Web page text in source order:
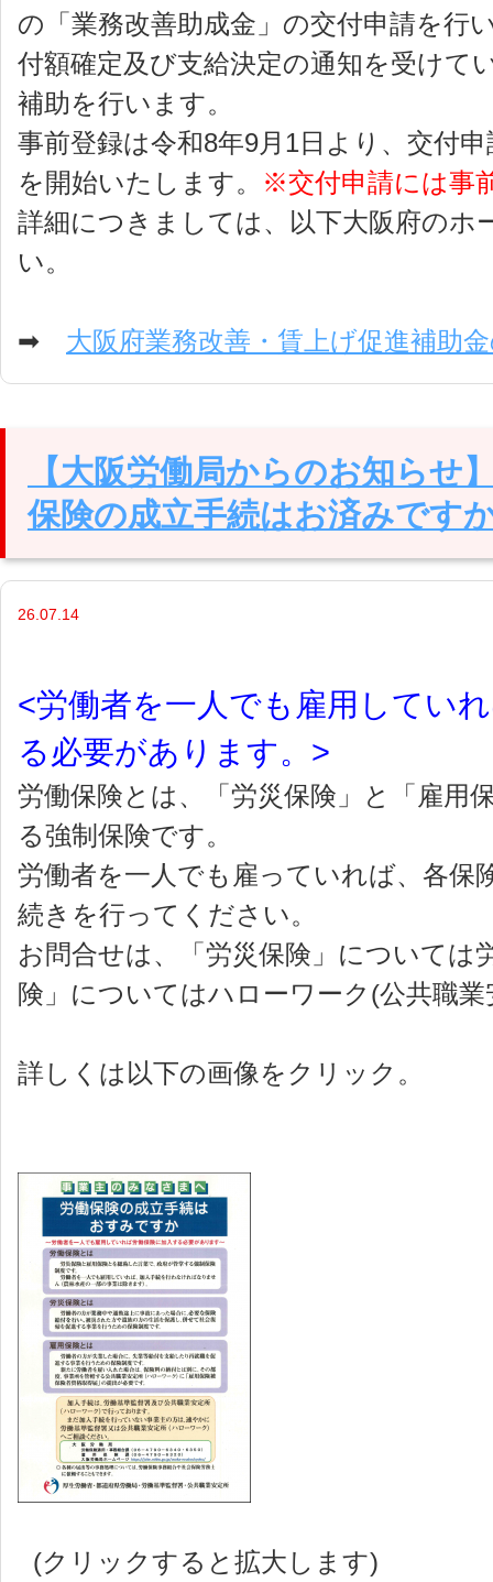
の「業務改善助成金」の交付申請を行
付額確定及び支給決定の通知を受けて
補助を行います。
事前登録は令和8年9月1日より、交付
を開始いたします。
※交付申請には事
詳細につきましては、以下大阪府のホ
い。
➡ 大阪府業務改善・賃上げ促進補助
【大阪労働局からのお知らせ
保険の成立手続はお済みです
26.07.14
<労働者を一人でも雇用してい
る必要があります。>
労働保険とは、「労災保険」と「雇用
る強制保険です。
労働者を一人でも雇っていれば、各保
続きを行ってください。
お問合せは、「労災保険」については
険」についてはハローワーク(公共職業
詳しくは以下の画像をクリック。
(クリックすると拡大します)